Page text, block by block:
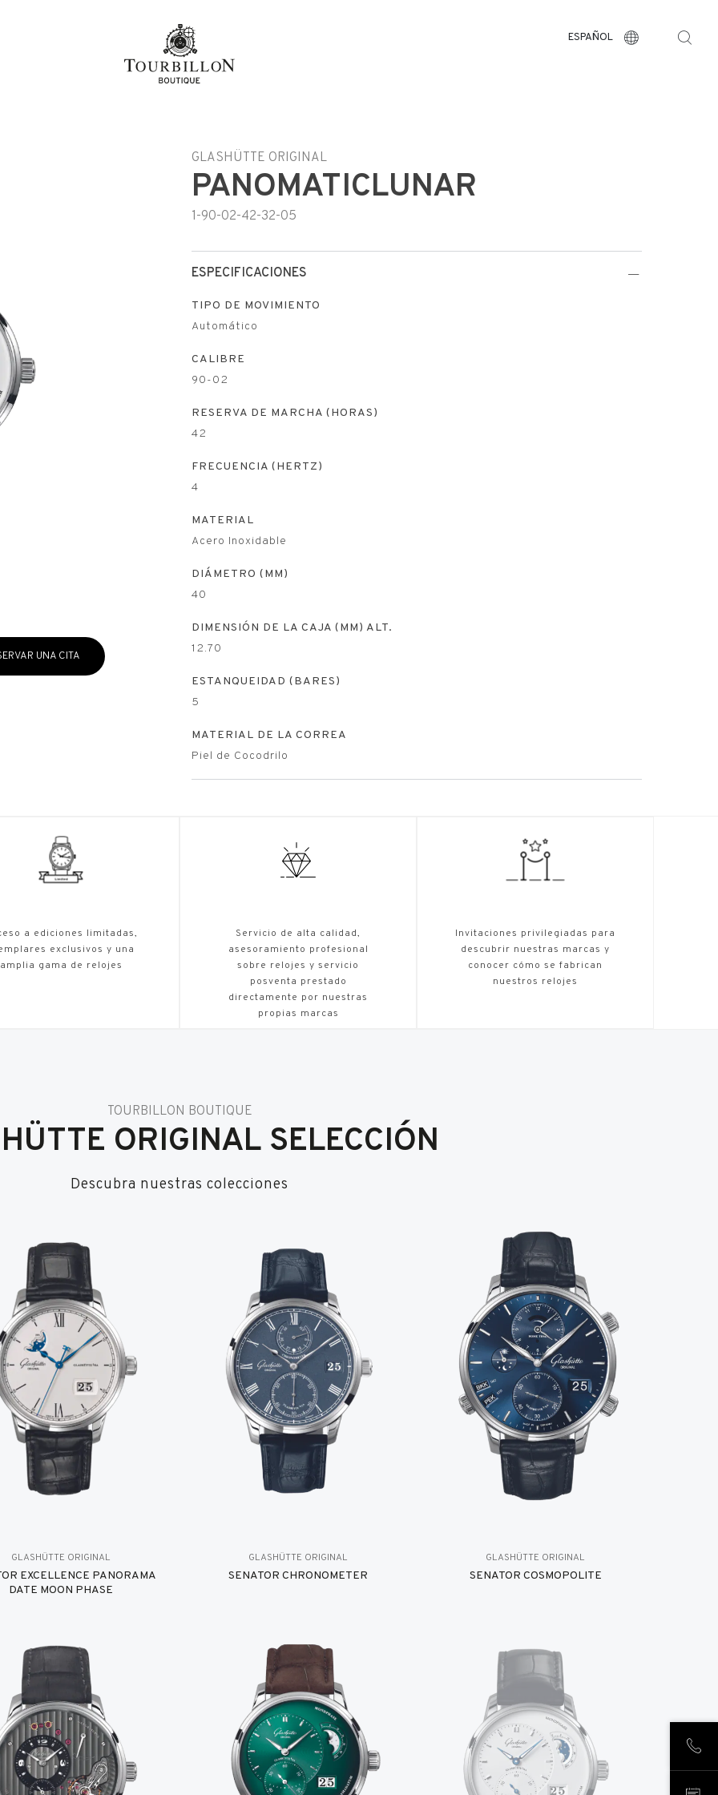
ESPAÑOL
UNA CITA
GLASHÜTTE ORIGINAL
PANOMATICLUNAR
1-90-02-42-32-05
ESPECIFICACIONES
TIPO DE MOVIMIENTO
Automático
CALIBRE
90-02
RESERVA DE MARCHA (HORAS)
42
FRECUENCIA (HERTZ)
4
MATERIAL
Acero Inoxidable
DIÁMETRO (MM)
40
DIMENSIÓN DE LA CAJA (MM) ALT.
12.70
ESTANQUEIDAD (BARES)
5
MATERIAL DE LA CORREA
Piel de Cocodrilo
a ediciones limitadas,
exclusivos y una
amplia gama de relojes
Servicio de alta calidad,
asesoramiento profesional
sobre relojes y servicio
posventa prestado
directamente por nuestras
propias marcas
Invitaciones privilegiadas para
descubrir nuestras marcas y
conocer cómo se fabrican
nuestros relojes
TOURBILLON BOUTIQUE
ORIGINAL SELECCIÓN
Descubra nuestras colecciones
GLASHÜTTE ORIGINAL
EXCELLENCE PANORAMA
DATE MOON PHASE
GLASHÜTTE ORIGINAL
SENATOR CHRONOMETER
GLASHÜTTE ORIGINAL
SENATOR COSMOPOLITE